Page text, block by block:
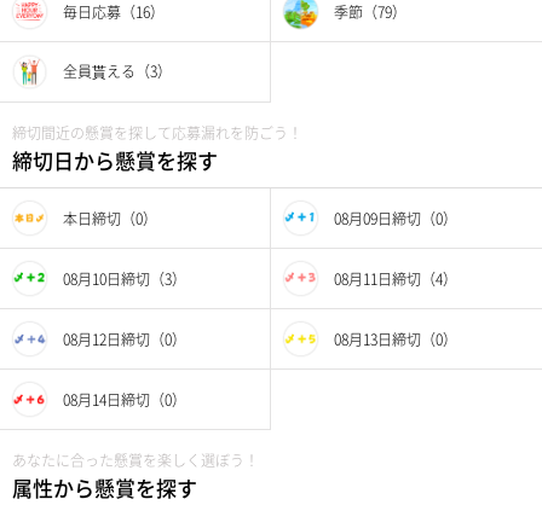
毎日応募（16） 季節（79）
全員貰える（3）
締切間近の懸賞を探して応募漏れを防ごう！
締切日から懸賞を探す
本日締切（0） 08月09日締切（0）
08月10日締切（3） 08月11日締切（4）
08月12日締切（0） 08月13日締切（0）
08月14日締切（0）
あなたに合った懸賞を楽しく選ぼう！
属性から懸賞を探す